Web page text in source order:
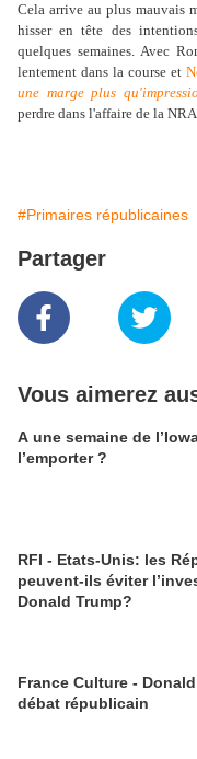
Cela arrive au plus mauvais
hisser en tête des
quelques semaines. Avec
lentement dans la course et
une marge plus
perdre dans l'affaire de la
#Primaires républicaines
Partager
Vous aimerez
A une semaine de
l’emporter ?
RFI - Etats-Unis: les
peuvent-ils éviter
Donald Trump?
France Culture -
débat républicain